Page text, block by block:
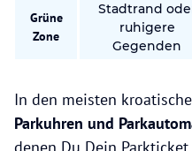
Grüne
Zone
Stadtrand
ruhigere
Gegenden
In den meisten
Parkuhren und